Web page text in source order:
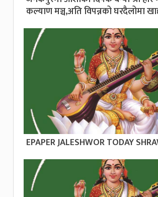
कल्याण मञ्च,अति विपन्नको घरदैलोमा
EPAPER JALESHWOR TODAY